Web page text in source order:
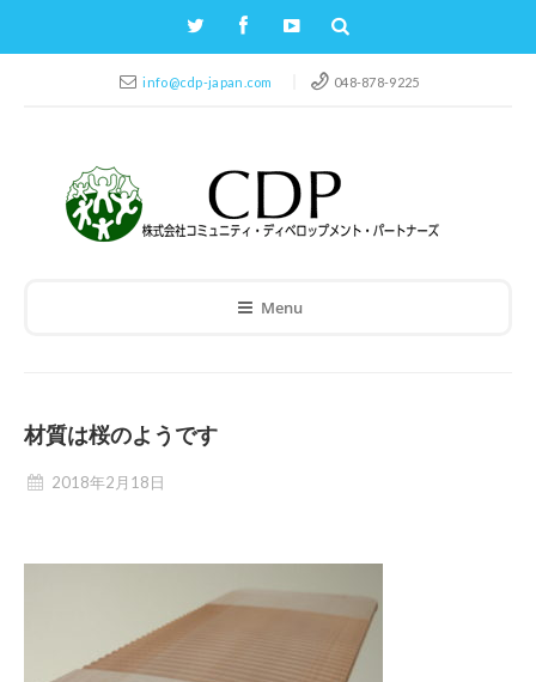
info@cdp-japan.com 048-878-9225
Menu
材質は桜のようです
2018年2月18日